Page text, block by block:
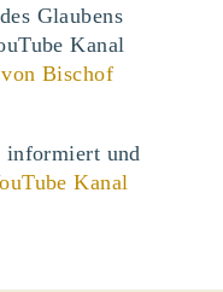
Glaubens
Kanal
Bischof
informiert und
Kanal